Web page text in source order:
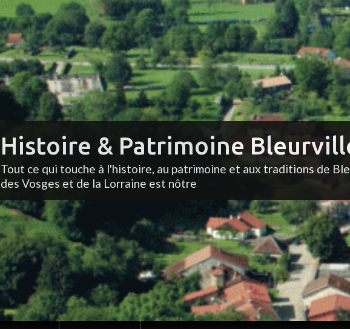
Histoire & Patrimoine
Tout ce qui touche à l'histoire, au patrimoine et aux traditions de
des Vosges et de la Lorraine est nôtre